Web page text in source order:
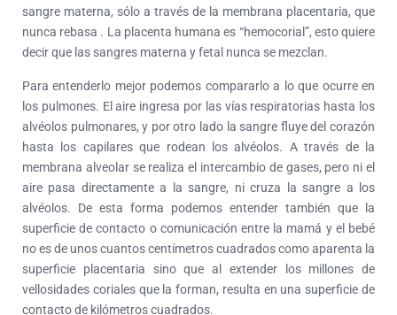
sangre materna, sólo a través de la membrana placentaria, que
nunca rebasa . La placenta humana es “hemocorial”, esto quiere
decir que las sangres materna y fetal nunca se mezclan.
Para entenderlo mejor podemos compararlo a lo que ocurre en
los pulmones. El aire ingresa por las vías respiratorias hasta los
alvéolos pulmonares, y por otro lado la sangre fluye del corazón
hasta los capilares que rodean los alvéolos. A través de la
membrana alveolar se realiza el intercambio de gases, pero ni el
aire pasa directamente a la sangre, ni cruza la sangre a los
alvéolos. De esta forma podemos entender también que la
superficie de contacto o comunicación entre la mamá y el bebé
no es de unos cuantos centímetros cuadrados como aparenta la
superficie placentaria sino que al extender los millones de
vellosidades coriales que la forman, resulta en una superficie de
contacto de kilómetros cuadrados.